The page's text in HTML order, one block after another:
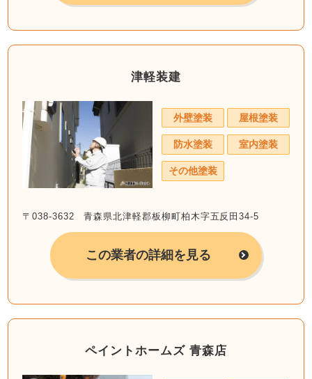
津軽装建
外壁塗装 屋根塗装
防水塗装 室内塗装
その他塗装
〒038-3632 青森県北津軽郡板柳町柏木字五反田34-5
この業者の詳細を見る
ペイントホームズ 青森店